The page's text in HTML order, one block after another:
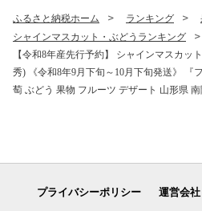
ふるさと納税ホーム ランキング
シャインマスカット・ぶどうランキング
【令和8年産先行予約】 シャインマスカッ
秀) 《令和8年9月下旬～10月下旬発送》 『
萄 ぶどう 果物 フルーツ デザート 山形県 南
プライバシーポリシー 運営会社